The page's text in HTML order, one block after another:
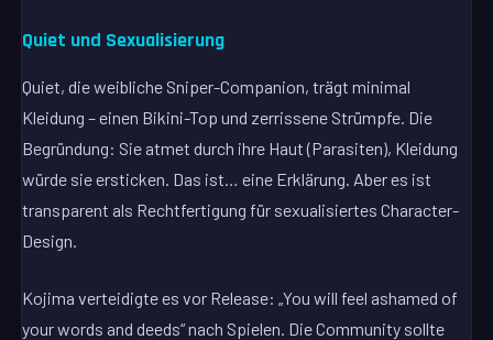
Quiet und Sexualisierung
Quiet, die weibliche Sniper-Companion, trägt minimal
Kleidung – einen Bikini-Top und zerrissene Strümpfe. Die
Begründung: Sie atmet durch ihre Haut (Parasiten), Kleidung
würde sie ersticken. Das ist… eine Erklärung. Aber es ist
transparent als Rechtfertigung für sexualisiertes Character-
Design.
Kojima verteidigte es vor Release: „You will feel ashamed of
your words and deeds“ nach Spielen. Die Community sollte